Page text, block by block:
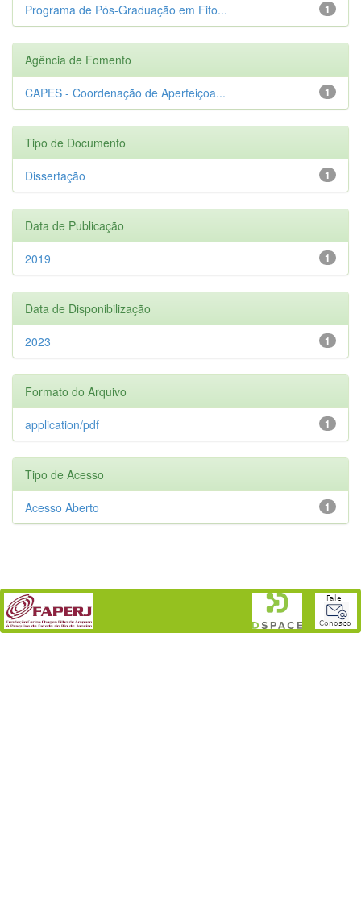
1
Programa de Pós-Graduação em Fito...
Agência de Fomento
1
CAPES - Coordenação de Aperfeiçoa...
Tipo de Documento
1
Dissertação
Data de Publicação
1
2019
Data de Disponibilização
1
2023
Formato do Arquivo
1
application/pdf
Tipo de Acesso
1
Acesso Aberto